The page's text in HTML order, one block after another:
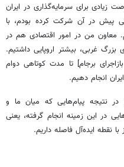
زیادی برای سرمایه‌گذاری در ایران
پیش در آن شرکت کرده بودم، با
معاون من در امور اقتصادی هم در
غربی، بیشتر اروپایی داشتیم.
برجام] تا مدت کوتاهی دوام
انجام دهیم.
در نتیجه پیام‌هایی که میان ما و
در این زمینه انجام گرفته، یعنی
نقطه ایده‌آل فاصله داریم.